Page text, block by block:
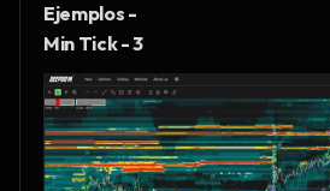
Ejemplos -
Min Tick - 3